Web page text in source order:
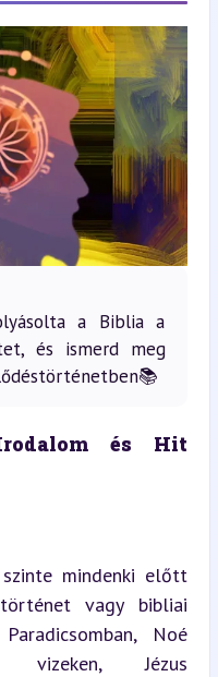
a Biblia a
és ismerd meg
és Hit
szinte mindenki előtt
vagy bibliai
Noé
Jézus